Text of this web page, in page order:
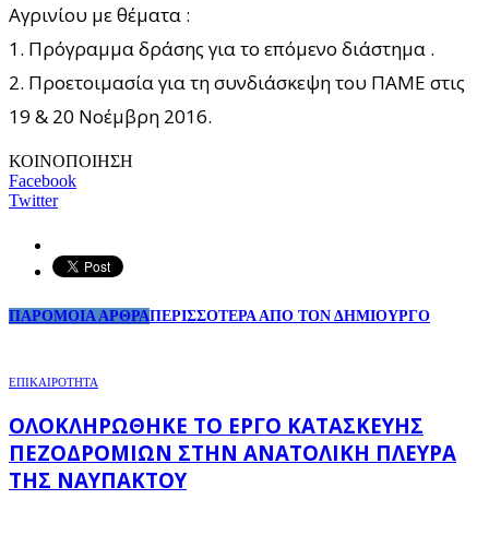
Αγρινίου με θέματα :
1. Πρόγραμμα δράσης για το επόμενο διάστημα .
2. Προετοιμασία για τη συνδιάσκεψη του ΠΑΜΕ στις
19 & 20 Νοέμβρη 2016.
ΚΟΙΝΟΠΟΙΗΣΗ
Facebook
Twitter
ΠΑΡΟΜΟΙΑ ΑΡΘΡΑΠΕΡΙΣΣΟΤΕΡΑ ΑΠΟ ΤΟΝ ΔΗΜΙΟΥΡΓΟ
ΕΠΙΚΑΙΡΟΤΗΤΑ
ΟΛΟΚΛΗΡΏΘΗΚΕ ΤΟ ΈΡΓΟ ΚΑΤΑΣΚΕΥΉΣ
ΠΕΖΟΔΡΟΜΊΩΝ ΣΤΗΝ ΑΝΑΤΟΛΙΚΉ ΠΛΕΥΡΆ
ΤΗΣ ΝΑΥΠΆΚΤΟΥ